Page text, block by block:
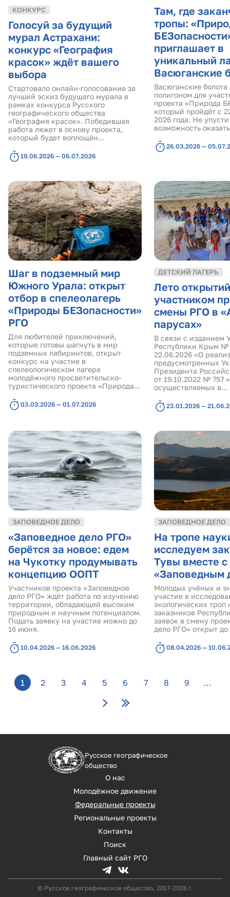
КОНКУРС
Голосуй за будущий
мурал Астрахани:
конкурс «География
красок» ждёт вашего
выбора
Стартовало онлайн-голосование за
лучший эскиз будущего мурала в
рамках конкурса Русского
географического общества
«География красок». Победившая
работа ляжет в основу проекта,
который будет воплощён...
19.06.2026 — 06.07.2026
Там, где
тропы:
приглашает в
уникальный
Васюганские
Васюганские
полигоном для
проекта «Природа
который пройдёт с
2026 года. Не
возможность
26.03.2026 —
Шаг в подземный мир
Южного Урала: открыт
отбор в спелеолагерь
«Природы БЕЗопасности»
РГО
Для любителей приключений,
которые готовы шагнуть в мир
подземных лабиринтов, открыт
конкурс на участие в
спелеологическом лагере
молодёжного просветительско-
туристического проекта «Природа...
03.03.2026 — 01.07.2026
ДЕТСКИЙ ЛАГЕРЬ
Лето
участником
смены РГО в
парусах»
В связи с изданием
Республики Крым №
22.06.2026 «О
предусмотренных
Президента
от 19.10.2022 № 757
осуществляемых в...
23.01.2026 —
ЗАПОВЕДНОЕ ДЕЛО
«Заповедное дело РГО»
берётся за новое: едем
на Чукотку продумывать
концепцию ООПТ
Участников проекта «Заповедное
дело РГО» ждёт работа по изучению
территории, обладающей высоким
природным и научным потенциалом.
Подать заявку на участие можно до
16 июня.
10.04.2026 — 16.06.2026
ЗАПОВЕДНОЕ ДЕЛО
На тропе
исследуем
Тувы вместе с
«Заповедным
Молодых учёных и
участие в
экологических троп
заказников
заявок в смену
дело РГО» открыт
08.04.2026 —
1 2 3 4 5 6 7 8 9 …
Русское географическое
общество
О нас
Молодёжное движение
Федеральные проекты
Региональные проекты
Контакты
Поиск
Главный сайт РГО
© Русское географическое общество, 2017-2026 г.